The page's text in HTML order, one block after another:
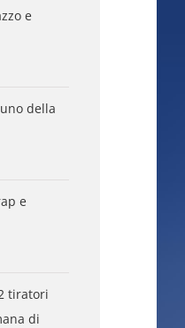
e
della
e
tiratori
di